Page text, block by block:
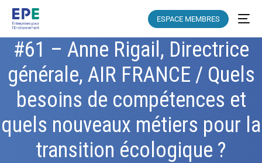
ESPACE MEMBRES
#61 – Anne Rigail, Directrice
générale, AIR FRANCE / Quels
besoins de compétences et
quels nouveaux métiers pour la
transition écologique ?